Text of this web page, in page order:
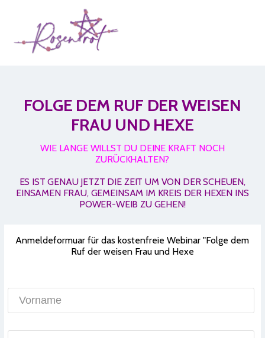
FOLGE DEM RUF DER WEISEN
FRAU UND HEXE
WIE LANGE WILLST DU DEINE KRAFT NOCH
ZURÜCKHALTEN?
ES IST GENAU JETZT DIE ZEIT UM VON DER SCHEUEN,
EINSAMEN FRAU, GEMEINSAM IM KREIS DER HEXEN INS
POWER-WEIB ZU GEHEN!
Anmeldeformuar für das kostenfreie Webinar "Folge dem
Ruf der weisen Frau und Hexe